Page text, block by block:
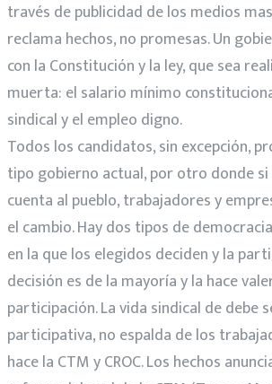
través de publicidad de los medios
reclama hechos, no promesas. Un
con la Constitución y la ley, que sea
muerta: el salario mínimo
sindical y el empleo digno.
Todos los candidatos, sin excepción,
tipo gobierno actual, por otro donde
cuenta al pueblo, trabajadores y
el cambio. Hay dos tipos de
en la que los elegidos deciden y la
decisión es de la mayoría y la hace
participación. La vida sindical de debe
participativa, no espalda de los
hace la CTM y CROC. Los hechos